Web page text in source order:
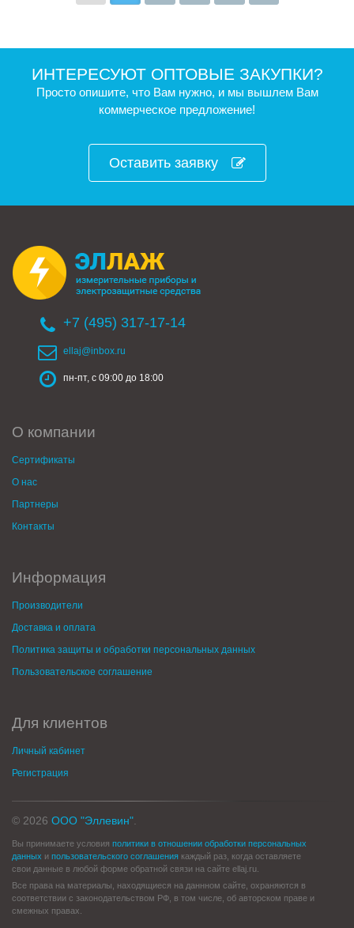
ИНТЕРЕСУЮТ ОПТОВЫЕ ЗАКУПКИ?
Просто опишите, что Вам нужно, и мы вышлем Вам
коммерческое предложение!
Оставить заявку
+7 (495) 317-17-14
ellaj@inbox.ru
пн-пт, с 09:00 до 18:00
О компании
Сертификаты
О нас
Партнеры
Контакты
Информация
Производители
Доставка и оплата
Политика защиты и обработки персональных данных
Пользовательское соглашение
Для клиентов
Личный кабинет
Регистрация
© 2026 ООО "Эллевин"
Вы принимаете условия политики в отношении обработки персональных
данных и пользовательского соглашения каждый раз, когда оставляете
свои данные в любой форме обратной связи на сайте ellaj.ru.
Все права на материалы, находящиеся на даннном сайте, охраняются в
соответствии с законодательством РФ, в том числе, об авторском праве и
смежных правах.